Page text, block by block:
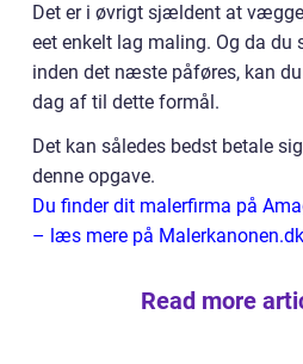
Det er i øvrigt sjældent at
eet enkelt lag maling. Og da du
inden det næste påføres, kan
dag af til dette formål.
Det kan således bedst betale
denne opgave.
Du finder dit malerfirma på
– læs mere på Malerkanonen.dk
Read more